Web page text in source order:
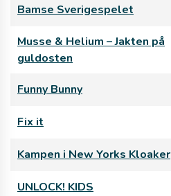
Bamse Sverigespelet
Musse & Helium – Jakten på
guldosten
Funny Bunny
Fix it
Kampen i New Yorks Kloaker
UNLOCK! KIDS